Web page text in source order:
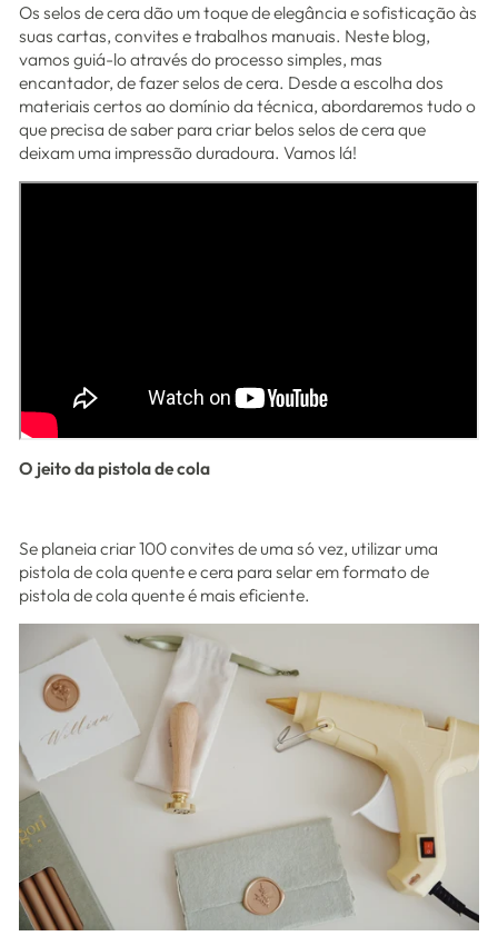
Os selos de cera dão um toque de elegância e sofisticação às
suas cartas, convites e trabalhos manuais. Neste blog,
vamos guiá-lo através do processo simples, mas
encantador, de fazer selos de cera. Desde a escolha dos
materiais certos ao domínio da técnica, abordaremos tudo o
que precisa de saber para criar belos selos de cera que
deixam uma impressão duradoura. Vamos lá!
O jeito da pistola de cola
Se planeia criar 100 convites de uma só vez, utilizar uma
pistola de cola quente e cera para selar em formato de
pistola de cola quente é mais eficiente.